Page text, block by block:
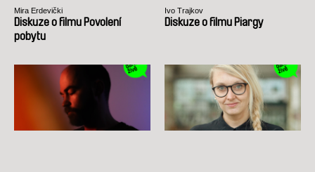
Mira Erdevički
Diskuze o filmu Povolení
pobytu
Ivo Trajkov
Diskuze o filmu Piargy